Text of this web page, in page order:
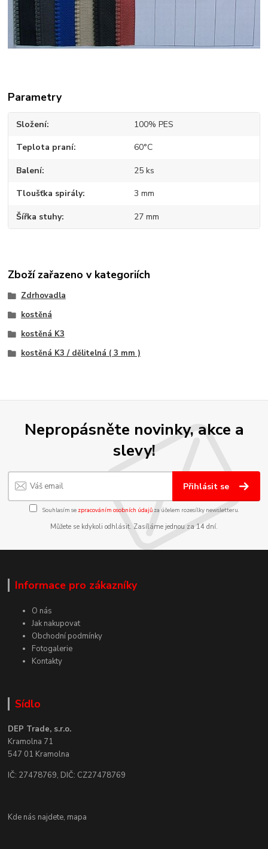
Parametry
Složení 100% PES
Teplota praní 60°C
Balení 25 ks
Tloušťka spirály 3 mm
Šířka stuhy 27 mm
Zboží zařazeno v kategoriích
Zdrhovadla
kostěná
kostěná K3
kostěná K3 / dělitelná ( 3 mm )
Nepropásněte novinky, akce a
slevy!
Přihlásit se
Souhlasím se zpracováním osobních údajůza účelem rozesílky newsletteru.
Můžete se kdykoli odhlásit. Zasíláme jednou za 14 dní.
Informace pro zákazníky
O nás
Jak nakupovat
Obchodní podmínky
Fotogalerie
Kontakty
Sídlo
DEP Trade, s.r.o.
Kramolna 71
547 01 Kramolna
IČ: 27478769, DIČ: CZ27478769
Kde nás najdete, mapa